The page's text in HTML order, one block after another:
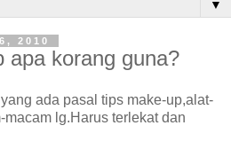
▼
2010
apa korang guna?
ada pasal tips make-up,alat-
lg.Harus terlekat dan